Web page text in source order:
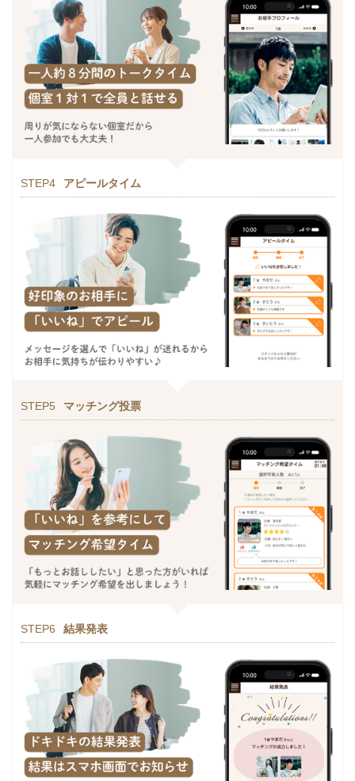
STEP4 アピールタイム
STEP5 マッチング投票
STEP6 結果発表